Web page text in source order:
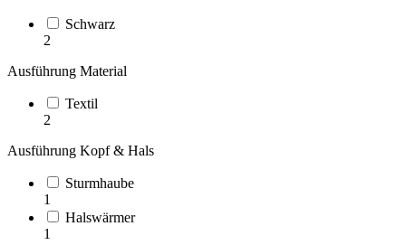
Schwarz
2
Ausführung Material
Textil
2
Ausführung Kopf & Hals
Sturmhaube
1
Halswärmer
1